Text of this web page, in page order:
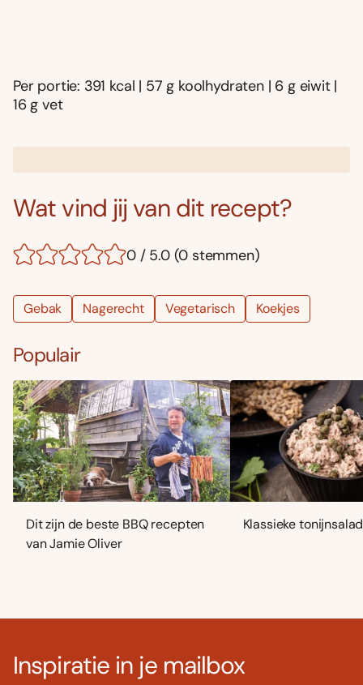
Per portie: 391 kcal | 57 g koolhydraten | 6 g eiwit |
16 g vet
Wat vind jij van dit recept?
0 / 5.0 (0 stemmen)
Gebak Nagerecht Vegetarisch Koekjes
Populair
Dit zijn de beste BBQ recepten
van Jamie Oliver
Klassieke
Inspiratie in je mailbox